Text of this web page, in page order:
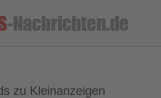
zu Kleinanzeigen